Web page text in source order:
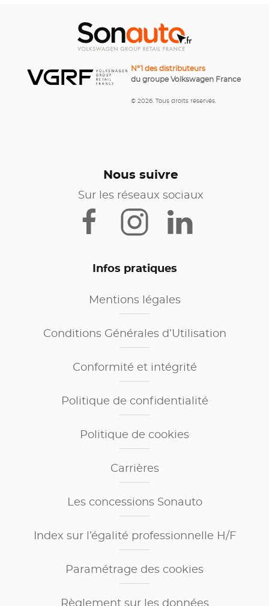
N°1 des distributeurs
du groupe Volkswagen France
© 2026. Tous droits réservés.
Nous suivre
Sur les réseaux sociaux
Infos pratiques
Mentions légales
Conditions Générales d’Utilisation
Conformité et intégrité
Politique de confidentialité
Politique de cookies
Carrières
Les concessions Sonauto
Index sur l’égalité professionnelle H/F
Paramétrage des cookies
Règlement sur les données